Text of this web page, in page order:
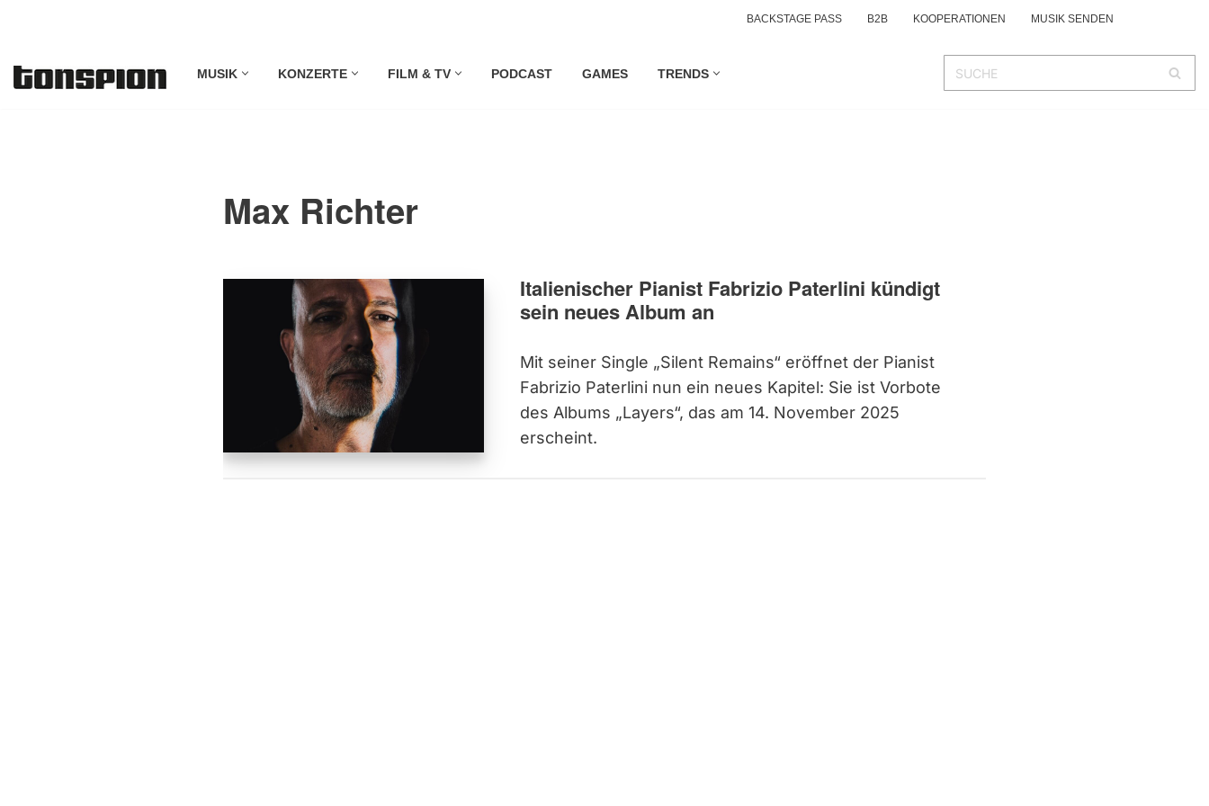
Inhalt
BACKSTAGE PASS B2B KOOPERATIONEN MUSIK SENDEN
MUSIK KONZERTE FILM & TV PODCAST GAMES TRENDS
Max Richter
Italienischer Pianist Fabrizio Paterlini kündigt
sein neues Album an
Mit seiner Single „Silent Remains“ eröffnet der Pianist
Fabrizio Paterlini nun ein neues Kapitel: Sie ist Vorbote
des Albums „Layers“, das am 14. November 2025
erscheint.